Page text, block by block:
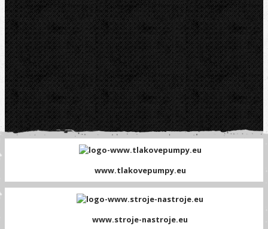
www.tlakovepumpy.eu
www.stroje-nastroje.eu